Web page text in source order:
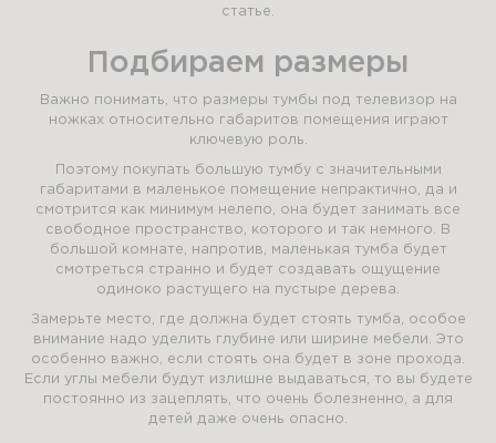
статье.
Подбираем размеры
Важно понимать, что размеры тумбы под телевизор на
ножках относительно габаритов помещения играют
ключевую роль.
Поэтому покупать большую тумбу с значительными
габаритами в маленькое помещение непрактично, да и
смотрится как минимум нелепо, она будет занимать все
свободное пространство, которого и так немного. В
большой комнате, напротив, маленькая тумба будет
смотреться странно и будет создавать ощущение
одиноко растущего на пустыре дерева.
Замерьте место, где должна будет стоять тумба, особое
внимание надо уделить глубине или ширине мебели. Это
особенно важно, если стоять она будет в зоне прохода.
Если углы мебели будут излишне выдаваться, то вы будете
постоянно из зацеплять, что очень болезненно, а для
детей даже очень опасно.